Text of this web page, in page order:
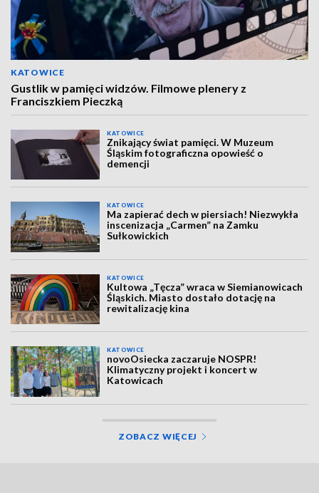
KATOWICE
Gustlik w pamięci widzów. Filmowe plenery z
Franciszkiem Pieczką
KATOWICE
Znikający świat pamięci. W Muzeum
Śląskim fotograficzna opowieść o
demencji
KATOWICE
Ma zapierać dech w piersiach! Niezwykła
inscenizacja „Carmen” na Zamku
Sułkowickich
KATOWICE
Kultowa „Tęcza” wraca w Siemianowicach
Śląskich. Miasto dostało dotację na
rewitalizację kina
KATOWICE
novoOsiecka zaczaruje NOSPR!
Klimatyczny projekt i koncert w
Katowicach
ZOBACZ WIĘCEJ